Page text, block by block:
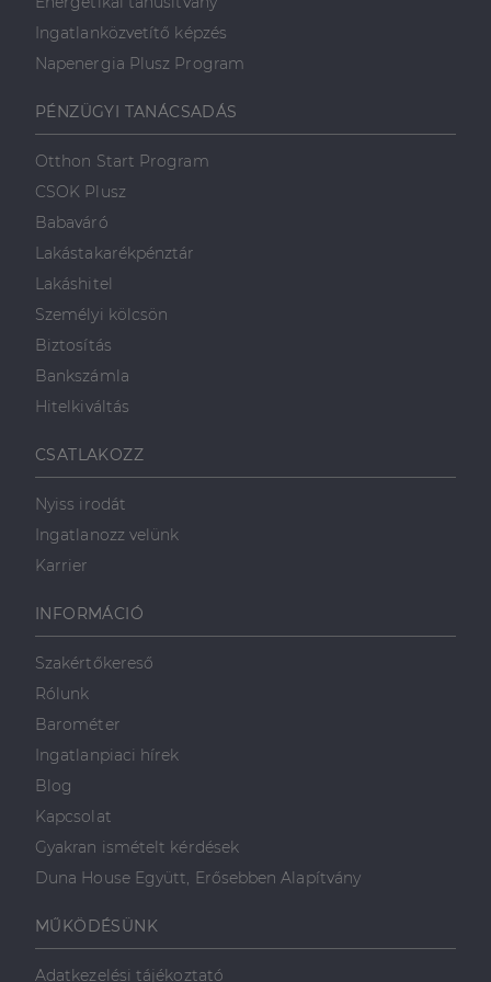
Ingatlanközvetítő képzés
Napenergia Plusz Program
PÉNZÜGYI TANÁCSADÁS
Otthon Start Program
CSOK Plusz
Babaváró
Lakástakarékpénztár
Lakáshitel
Személyi kölcsön
Biztosítás
Bankszámla
Hitelkiváltás
CSATLAKOZZ
Nyiss irodát
Ingatlanozz velünk
Karrier
INFORMÁCIÓ
Szakértőkereső
Rólunk
Barométer
Ingatlanpiaci hírek
Blog
Kapcsolat
Gyakran ismételt kérdések
Duna House Együtt, Erősebben Alapítvány
MŰKÖDÉSÜNK
Adatkezelési tájékoztató